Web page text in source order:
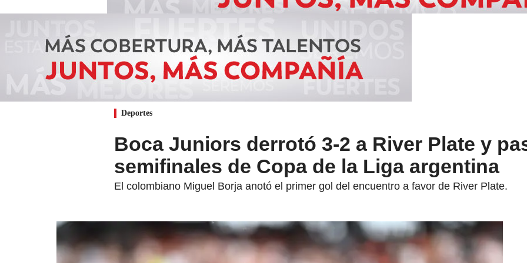
Deportes
Boca Juniors derrotó 3-2 a River Plate y
semifinales de Copa de la Liga argentina
El colombiano Miguel Borja anotó el primer gol del encuentro a favor de River Plate.